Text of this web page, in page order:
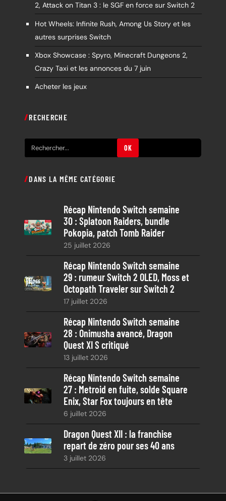
2, Attack on Titan 3 : le SGF en force sur Switch 2
Hot Wheels: Infinite Rush, Among Us Story et les
autres surprises Switch
Xbox Showcase : Spyro, Minecraft Dungeons 2,
Crazy Taxi et les annonces du 7 juin
Acheter les jeux
RECHERCHE
e
h
c
h
OK
DANS LA MÊME CATÉGORIE
Récap Nintendo Switch semaine
30 : Splatoon Raiders, bundle
Pokopia, patch Tomb Raider
25 juillet 2026
Récap Nintendo Switch semaine
29 : rumeur Switch 2 OLED, Moss et
Octopath Traveler sur Switch 2
17 juillet 2026
Récap Nintendo Switch semaine
28 : Onimusha avancé, Dragon
Quest XI S critiqué
13 juillet 2026
Récap Nintendo Switch semaine
27 : Metroid en fuite, solde Square
Enix, Star Fox toujours en tête
6 juillet 2026
Dragon Quest XII : la franchise
repart de zéro pour ses 40 ans
3 juillet 2026